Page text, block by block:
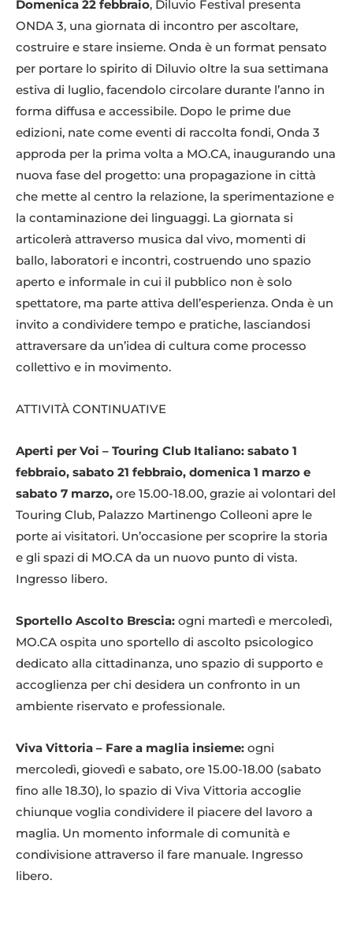
Domenica 22 febbraio, Diluvio Festival presenta
ONDA 3, una giornata di incontro per ascoltare,
costruire e stare insieme. Onda è un format pensato
per portare lo spirito di Diluvio oltre la sua settimana
estiva di luglio, facendolo circolare durante l’anno in
forma diffusa e accessibile. Dopo le prime due
edizioni, nate come eventi di raccolta fondi, Onda 3
approda per la prima volta a MO.CA, inaugurando una
nuova fase del progetto: una propagazione in città
che mette al centro la relazione, la sperimentazione e
la contaminazione dei linguaggi. La giornata si
articolerà attraverso musica dal vivo, momenti di
ballo, laboratori e incontri, costruendo uno spazio
aperto e informale in cui il pubblico non è solo
spettatore, ma parte attiva dell’esperienza. Onda è un
invito a condividere tempo e pratiche, lasciandosi
attraversare da un’idea di cultura come processo
collettivo e in movimento.
ATTIVITÀ CONTINUATIVE
Aperti per Voi – Touring Club Italiano: sabato 1
febbraio, sabato 21 febbraio, domenica 1 marzo e
sabato 7 marzo, ore 15.00-18.00, grazie ai volontari del
Touring Club, Palazzo Martinengo Colleoni apre le
porte ai visitatori. Un’occasione per scoprire la storia
e gli spazi di MO.CA da un nuovo punto di vista.
Ingresso libero.
Sportello Ascolto Brescia: ogni martedì e mercoledì,
MO.CA ospita uno sportello di ascolto psicologico
dedicato alla cittadinanza, uno spazio di supporto e
accoglienza per chi desidera un confronto in un
ambiente riservato e professionale.
Viva Vittoria – Fare a maglia insieme: ogni
mercoledì, giovedì e sabato, ore 15.00-18.00 (sabato
fino alle 18.30), lo spazio di Viva Vittoria accoglie
chiunque voglia condividere il piacere del lavoro a
maglia. Un momento informale di comunità e
condivisione attraverso il fare manuale. Ingresso
libero.